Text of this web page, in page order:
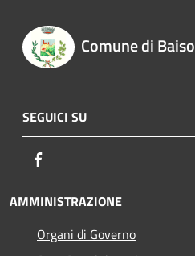
Comune di Baiso
SEGUICI SU
AMMINISTRAZIONE
Organi di Governo